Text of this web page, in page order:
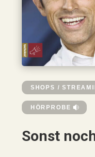
SHOPS /
HÖRPROBE
Sonst